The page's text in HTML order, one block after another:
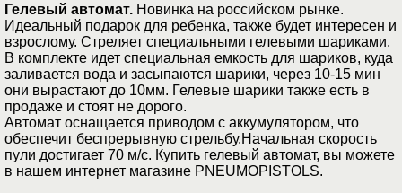
Гелевый автомат. Новинка на российском рынке.
Идеальный подарок для ребенка, также будет интересен и
взрослому. Стреляет специальными гелевыми шариками.
В комплекте идет специальная емкость для шариков, куда
заливается вода и засыпаются шарики, через 10-15 мин
они вырастают до 10мм. Гелевые шарики также есть в
продаже и стоят не дорого.
Автомат оснащается приводом с аккумулятором, что
обеспечит беспрерывную стрельбу.Начальная скорость
пули достигает 70 м/с. Купить гелевый автомат, вы можете
в нашем интернет магазине PNEUMOPISTOLS.